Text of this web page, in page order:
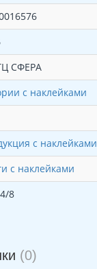
СФЕРА
с наклейками
с наклейками
с наклейками
8
(0)